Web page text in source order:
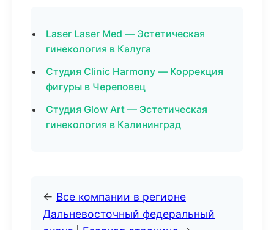
Laser Laser Med — Эстетическая
гинекология в Калуга
Студия Clinic Harmony — Коррекция
фигуры в Череповец
Студия Glow Art — Эстетическая
гинекология в Калининград
← Все компании в регионе
Дальневосточный федеральный